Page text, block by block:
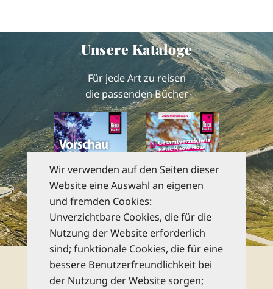
Unsere Kataloge
Für jede Art zu reisen
die passenden Bücher
zu den Katalogen
Newsletter
Wir verwenden auf den Seiten dieser
Website eine Auswahl an eigenen
und fremden Cookies:
Unverzichtbare Cookies, die für die
Nutzung der Website erforderlich
sind; funktionale Cookies, die für eine
bessere Benutzerfreundlichkeit bei
der Nutzung der Website sorgen;